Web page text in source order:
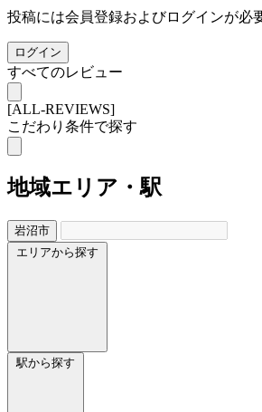
投稿には会員登録およびログインが必
ログイン
すべてのレビュー
[ALL-REVIEWS]
こだわり条件で探す
地域エリア・駅
岩沼市
エリアから探す
駅から探す